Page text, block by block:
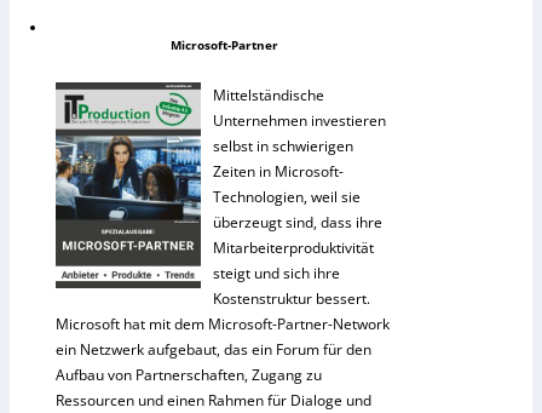
Microsoft-Partner
Mittelständische
Unternehmen investieren
selbst in schwierigen
Zeiten in Microsoft-
Technologien, weil sie
überzeugt sind, dass ihre
Mitarbeiterproduktivität
steigt und sich ihre
Kostenstruktur bessert.
Microsoft hat mit dem Microsoft-Partner-Network
ein Netzwerk aufgebaut, das ein Forum für den
Aufbau von Partnerschaften, Zugang zu
Ressourcen und einen Rahmen für Dialoge und